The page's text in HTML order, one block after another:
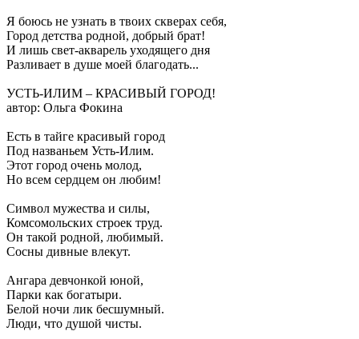
Я боюсь не узнать в твоих скверах себя,
Город детства родной, добрый брат!
И лишь свет-акварель уходящего дня
Разливает в душе моей благодать...
УСТЬ-ИЛИМ – КРАСИВЫЙ ГОРОД!
автор: Ольга Фокина
Есть в тайге красивый город
Под названьем Усть-Илим.
Этот город очень молод,
Но всем сердцем он любим!
Символ мужества и силы,
Комсомольских строек труд.
Он такой родной, любимый.
Сосны дивные влекут.
Ангара девчонкой юной,
Парки как богатыри.
Белой ночи лик бесшумный.
Люди, что душой чисты.